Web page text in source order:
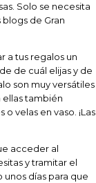
Solo se necesita
de Gran
a tus regalos un
de cuál elijas y de
son muy versátiles
ellas también
velas en vaso. ¡Las
acceder al
y tramitar el
días para que